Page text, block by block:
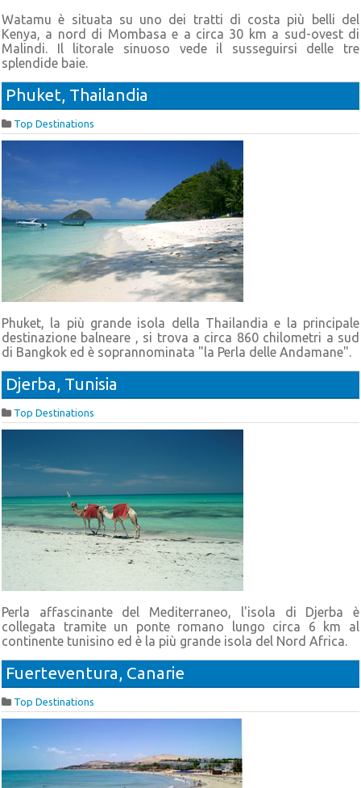
Watamu è situata su uno dei tratti di costa più belli del
Kenya, a nord di Mombasa e a circa 30 km a sud-ovest di
Malindi. Il litorale sinuoso vede il susseguirsi delle tre
splendide baie.
Phuket, Thailandia
Top Destinations
Phuket, la più grande isola della Thailandia e la principale
destinazione balneare , si trova a circa 860 chilometri a sud
di Bangkok ed è soprannominata "la Perla delle Andamane".
Djerba, Tunisia
Top Destinations
Perla affascinante del Mediterraneo, l'isola di Djerba è
collegata tramite un ponte romano lungo circa 6 km al
continente tunisino ed è la più grande isola del Nord Africa.
Fuerteventura, Canarie
Top Destinations